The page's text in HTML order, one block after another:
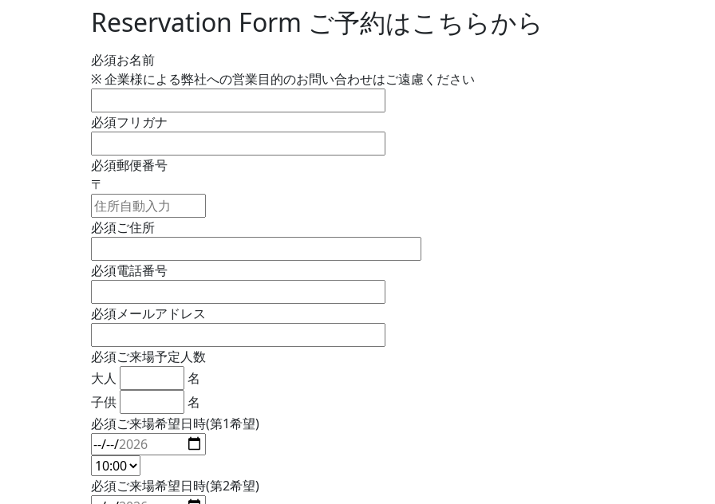
Reservation Form ご予約はこちらから
必須お名前
※ 企業様による弊社への営業目的のお問い合わせはご遠慮ください
必須フリガナ
必須郵便番号
〒
必須ご住所
必須電話番号
必須メールアドレス
必須ご来場予定人数
大人
名
子供
名
必須ご来場希望日時(第1希望)
必須ご来場希望日時(第2希望)